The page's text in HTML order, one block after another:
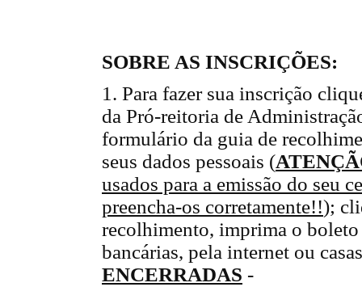
SOBRE AS INSCRIÇÕES:
1. Para fazer sua inscrição
da Pró-reitoria de Administraç
formulário da guia de recolh
seus dados pessoais (
usados para a emissão do seu
preencha-os corretamente!!);
recolhimento, imprima o bol
bancárias, pela internet ou
ENCERRADAS -